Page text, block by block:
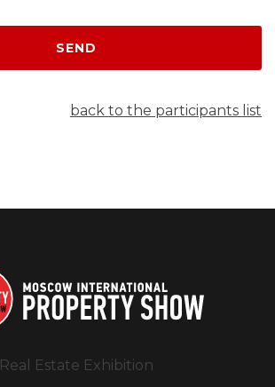
SEND
back to the participants list
Real Estate Exhibition